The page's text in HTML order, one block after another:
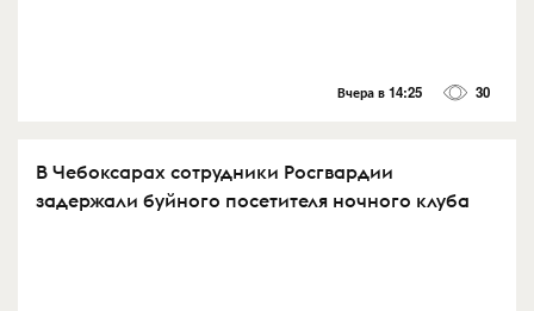
Вчера в 14:25 30
В Чебоксарах сотрудники Росгвардии
задержали буйного посетителя ночного клуба